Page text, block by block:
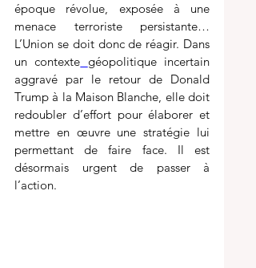
époque révolue, exposée à une
menace terroriste persistante…
L’Union se doit donc de réagir. Dans
un contexte géopolitique incertain
aggravé par le retour de Donald
Trump à la Maison Blanche, elle doit
redoubler d’effort pour élaborer et
mettre en œuvre une stratégie lui
permettant de faire face. Il est
désormais urgent de passer à
l’action.